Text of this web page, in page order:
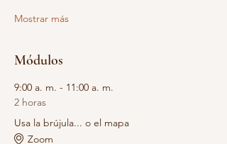
Mostrar más
Módulos
9:00 a. m. - 11:00 a. m.
2 horas
Usa la brújula... o el mapa
Zoom